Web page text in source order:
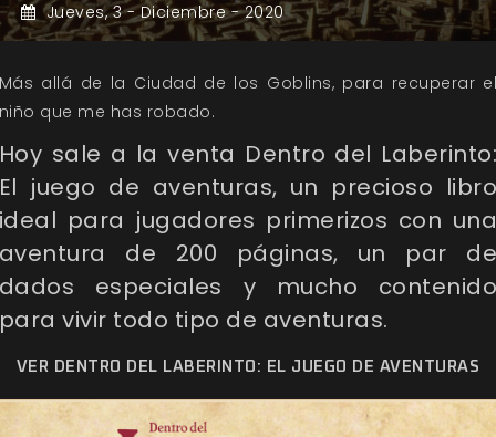
Jueves,3 -Diciembre -2020
allá de la Ciudad de los Goblins, para recuperar
que me has robado.
sale a la venta Dentro del
juego de aventuras, un precioso
para jugadores primerizos con
de 200 páginas, un par
especiales y mucho
vivir todo tipo de aventuras.
VER DENTRO DEL LABERINTO: EL JUEGO DE AVENTURAS